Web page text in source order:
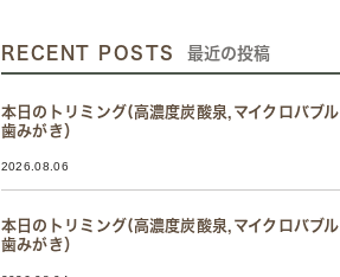
RECENT POSTS 最近の投稿
本日のトリミング(高濃度炭酸泉,マイクロバブル,
歯みがき）
2026.08.06
本日のトリミング(高濃度炭酸泉,マイクロバブル,
歯みがき）